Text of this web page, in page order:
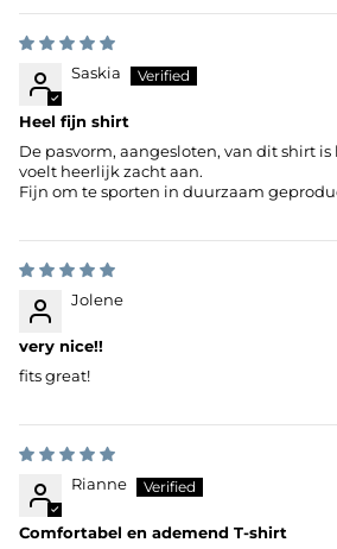
Saskia
Heel fijn shirt
De pasvorm, aangesloten, van dit shirt
voelt heerlijk zacht aan.
Fijn om te sporten in duurzaam
Jolene
very nice!!
fits great!
Rianne
Comfortabel en ademend T-shirt